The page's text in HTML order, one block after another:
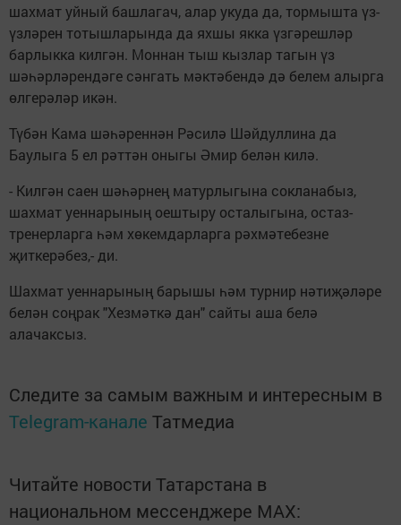
шахмат уйный башлагач, алар укуда да, тормышта үз-
үзләрен тотышларында да яхшы якка үзгәрешләр
барлыкка килгән. Моннан тыш кызлар тагын үз
шәһәрләрендәге сәнгать мәктәбендә дә белем алырга
өлгерәләр икән.
Түбән Кама шәһәреннән Рәсилә Шәйдуллина да
Баулыга 5 ел рәттән оныгы Әмир белән килә.
- Килгән саен шәһәрнең матурлыгына сокланабыз,
шахмат уеннарының оештыру осталыгына, остаз-
тренерларга һәм хөкемдарларга рәхмәтебезне
җиткерәбез,- ди.
Шахмат уеннарының барышы һәм турнир нәтиҗәләре
белән соңрак "Хезмәткә дан" сайты аша белә
алачаксыз.
Следите за самым важным и интересным в
Telegram-канале Татмедиа
Читайте новости Татарстана в
национальном мессенджере MАХ: